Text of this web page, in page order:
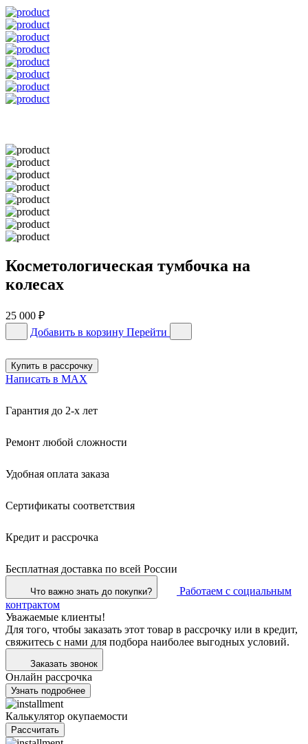
Косметологическая тумбочка на
колесах
25 000 ₽
Добавить в корзину Перейти
Купить в рассрочку
Написать в MAX
Гарантия до 2-х лет
Ремонт любой сложности
Удобная оплата заказа
Сертификаты соответствия
Кредит и рассрочка
Бесплатная доставка по всей России
Что важно знать до покупки?
Работаем с социальным
контрактом
Уважаемые клиенты!
Для того, чтобы заказать этот товар в рассрочку или в кредит,
свяжитесь с нами для подбора наиболее выгодных условий.
Заказать звонок
Онлайн рассрочка
Узнать подробнее
Калькулятор окупаемости
Рассчитать